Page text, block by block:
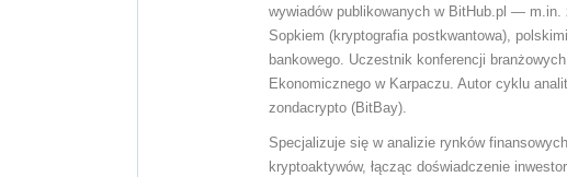
wywiadów publikowanych w BitHub.pl —
Sopkiem (kryptografia postkwantowa),
bankowego. Uczestnik konferencji
Ekonomicznego w Karpaczu. Autor cyklu
zondacrypto (BitBay).
Specjalizuje się w analizie rynków
kryptoaktywów, łącząc doświadczenie